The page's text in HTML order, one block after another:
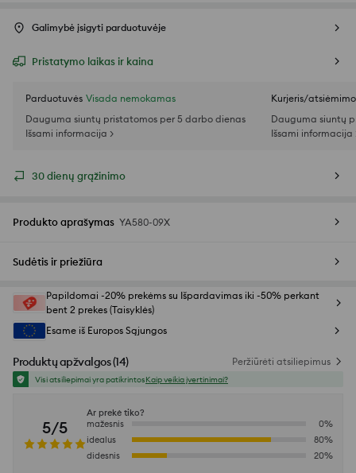
Galimybė įsigyti parduotuvėje
Pristatymo laikas ir kaina
Parduotuvės Visada nemokamas
Dauguma siuntų pristatomos per 5 darbo dienas
Išsami informacija >
Kurjeris/
Dauguma siuntų
Išsami informacija
30 dienų grąžinimo
Produkto aprašymas YA580-09X
Sudėtis ir priežiūra
Papildomai -20% prekėms su Išpardavimas iki -50% perkant
bent 2 prekes (Taisyklės)
Esame iš Europos Sąjungos
Produktų apžvalgos(14) Peržiūrėti atsiliepimus
Visi atsiliepimai yra patikrintosKaip veikia įvertinimai?
5/5
Ar prekė tiko?
mažesnis
0%
idealus
80%
didesnis
20%